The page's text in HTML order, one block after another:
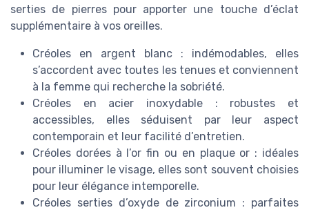
serties de pierres pour apporter une touche d’éclat
supplémentaire à vos oreilles.
Créoles en argent blanc : indémodables, elles
s’accordent avec toutes les tenues et conviennent
à la femme qui recherche la sobriété.
Créoles en acier inoxydable : robustes et
accessibles, elles séduisent par leur aspect
contemporain et leur facilité d’entretien.
Créoles dorées à l’or fin ou en plaque or : idéales
pour illuminer le visage, elles sont souvent choisies
pour leur élégance intemporelle.
Créoles serties d’oxyde de zirconium : parfaites